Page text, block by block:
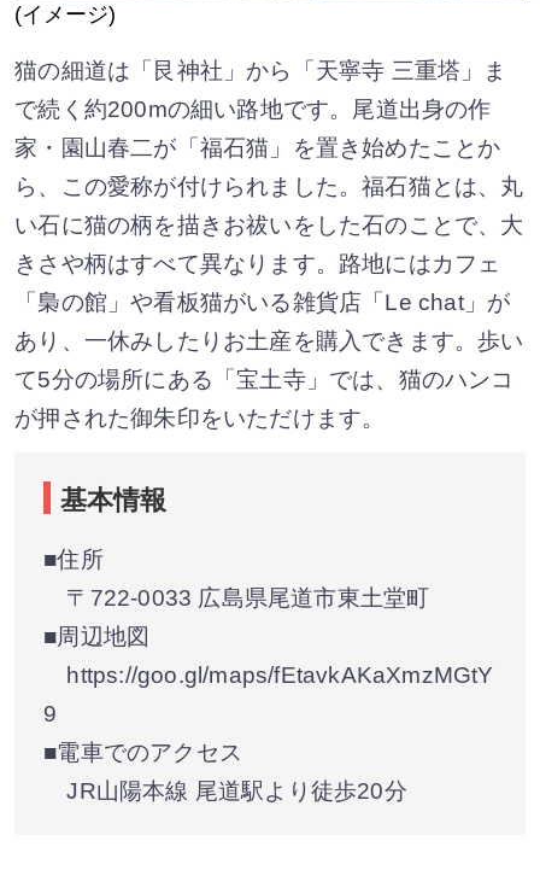
(イメージ)
猫の細道は「艮神社」から「天寧寺 三重塔」ま
で続く約200mの細い路地です。尾道出身の作
家・園山春二が「福石猫」を置き始めたことか
ら、この愛称が付けられました。福石猫とは、丸
い石に猫の柄を描きお祓いをした石のことで、大
きさや柄はすべて異なります。路地にはカフェ
「梟の館」や看板猫がいる雑貨店「Le chat」が
あり、一休みしたりお土産を購入できます。歩い
て5分の場所にある「宝土寺」では、猫のハンコ
が押された御朱印をいただけます。
基本情報
■住所
〒722-0033 広島県尾道市東土堂町
■周辺地図
https://goo.gl/maps/fEtavkAKaXmzMGtY
9
■電車でのアクセス
JR山陽本線 尾道駅より徒歩20分